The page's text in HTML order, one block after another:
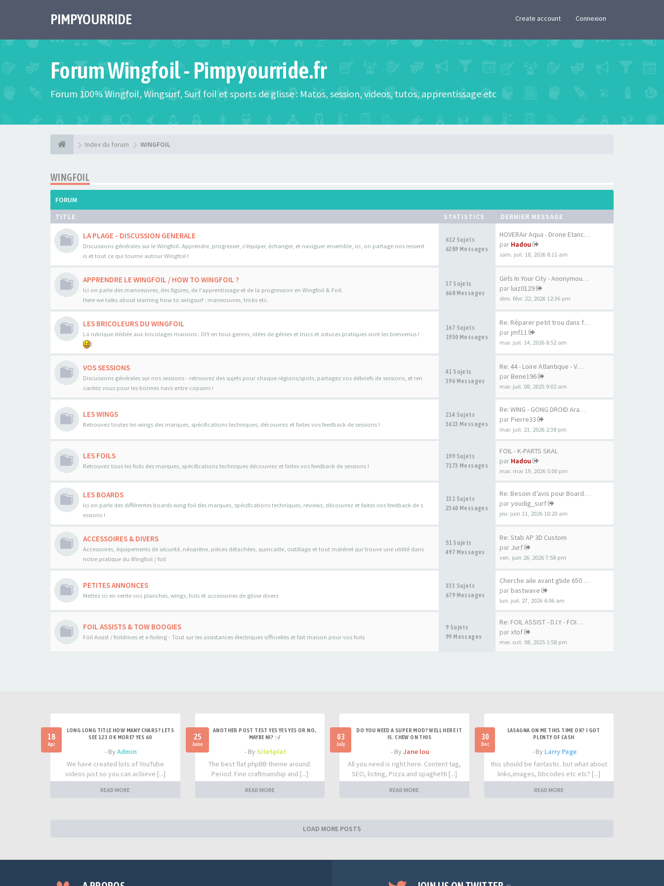
PIMPYOURRIDE Create account Connexion
Forum Wingfoil - Pimpyourride.fr
Forum 100% Wingfoil, Wingsurf, Surf foil et sports de glisse : Matos, session, videos, tutos, apprentissage etc
Index du forum WINGFOIL
WINGFOIL
FORUM
TITLE
STATISTICS DERNIER MESSAGE
LA PLAGE - DISCUSSION GENERALE
Discussions générales sur le Wingfoil. Apprendre, progresser, s'équiper, échanger, et naviguer ensemble, ici, on partage nos ressent
is et tout ce qui tourne autour Wingfoil !
612 Sujets
6289 Messages
HOVERAir Aqua - Drone Etanche…
par Hadou
sam. juil. 18, 2026 8:11 am
APPRENDRE LE WINGFOIL / HOW TO WINGFOIL ?
Ici on parle des manoeuvres, des figures, de l'apprentissage et de la progression en Wingfoil & Foil.
Here we talks about learning how to wingsurf : maneouvres, tricks etc.
37 Sujets
668 Messages
Girls In Your City - Anonymou…
par luiz0129
dim. févr. 22, 2026 12:36 pm
LES BRICOLEURS DU WINGFOIL
La rubrique dédiée aux bricolages maisons : DIY en tous genres, idées de génies et trucs et astuces pratiques sont les bienvenus !
)
167 Sujets
1950 Messages
Re: Réparer petit trou dans f…
par jmf11
mar. juil. 14, 2026 8:52 am
VOS SESSIONS
Discussions générales sur nos sessions - retrouvez des sujets pour chaque régions/spots, partagez vos débriefs de sessions, et ren
cardez vous pour les bonnes navs entre copains !
41 Sujets
396 Messages
Re: 44 - Loire Atlantique - V…
par Bene196
mar. juil. 08, 2025 9:02 am
LES WINGS
Retrouvez toutes les wings des marques, spécifications techniques, découvrez et faites vos feedback de sessions !
214 Sujets
3613 Messages
Re: WING - GONG DROID Aramid …
par Pierre33
mar. juil. 21, 2026 2:38 pm
LES FOILS
Retrouvez tous les foils des marques, spécifications techniques découvrez et faites vos feedback de sessions !
199 Sujets
7173 Messages
FOIL - K-PARTS SKAL
par Hadou
mar. mai 19, 2026 5:00 pm
LES BOARDS
Ici on parle des différentes boards wing foil des marques, spécifications techniques, reviews, découvrez et faites vos feedback de s
essions !
131 Sujets
2360 Messages
Re: Besoin d’avis pour Board …
paryoudig_surf
jeu. juin 11, 2026 10:20 am
ACCESSOIRES & DIVERS
Accessoires, équipements de sécurité, néoprène, pièces détachées, quincaille, outillage et tout matériel qui trouve une utilité dans
notre pratique du Wingfoil / foil
51 Sujets
497 Messages
Re: Stab AP 3D Custom
par Jurf
ven. juin 26, 2026 7:58 pm
PETITES ANNONCES
Mettez ici en vente vos planches, wings, foils et accessoires de glisse divers
333 Sujets
679 Messages
Cherche aile avant glide 650 …
par bastwave
lun. juil. 27, 2026 4:06 am
FOIL ASSISTS & TOW BOOGIES
Foil Assist / foildrives et e-foiling - Tout sur les assistances électriques officielles et fait maison pour vos foils
9 Sujets
99 Messages
Re: FOIL ASSIST - D.I.Y - FOI…
parxtof
mer. oct. 08, 2025 1:58 pm
18
Apr
LONG LONG TITLE HOW MANY CHARS? LETS
SEE 123 OK MORE? YES 60
- ByAdmin
We have created lots of YouTube
videos just so you can achieve [...]
READ MORE
25
June
ANOTHER POST TEST YES YES YES OR NO,
MAYBE NI? :-/
- BySiteSplat
The best flat phpBB theme around.
Period. Fine craftmanship and [...]
READ MORE
03
July
DO YOU NEED A SUPER MOD? WELL HERE IT
IS. CHEW ON THIS
- By Jane lou
All you need is right here. Content tag,
SEO, listing, Pizza and spaghetti [...]
READ MORE
30
Dec
LASAGNA ON ME THIS TIME OK? I GOT
PLENTY OF CASH
- By Larry Page
this should be fantastic. but what about
links,images, bbcodes etc etc? [...]
READ MORE
LOAD MORE POSTS